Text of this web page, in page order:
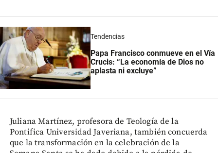
Tendencias
Papa Francisco conmueve en el Vía
Crucis: “La economía de Dios no
aplasta ni excluye”
Juliana Martínez, profesora de Teología de la
Pontifica Universidad Javeriana, también concuerda
que la transformación en la celebración de la